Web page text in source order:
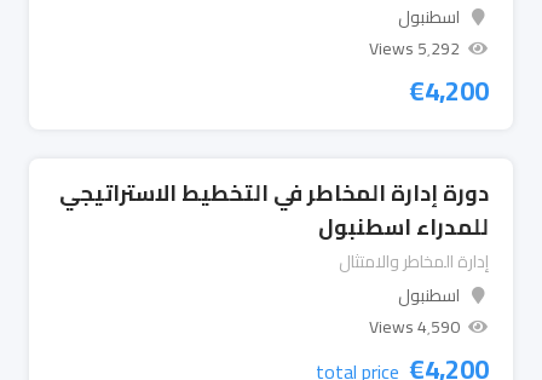
اسطنبول
5٬292 Views
€4,200
دورة إدارة المخاطر في التخطيط الاستراتيجي
للمدراء اسطنبول
إدارة المخاطر والامتثال
اسطنبول
4٬590 Views
€4,200
total price